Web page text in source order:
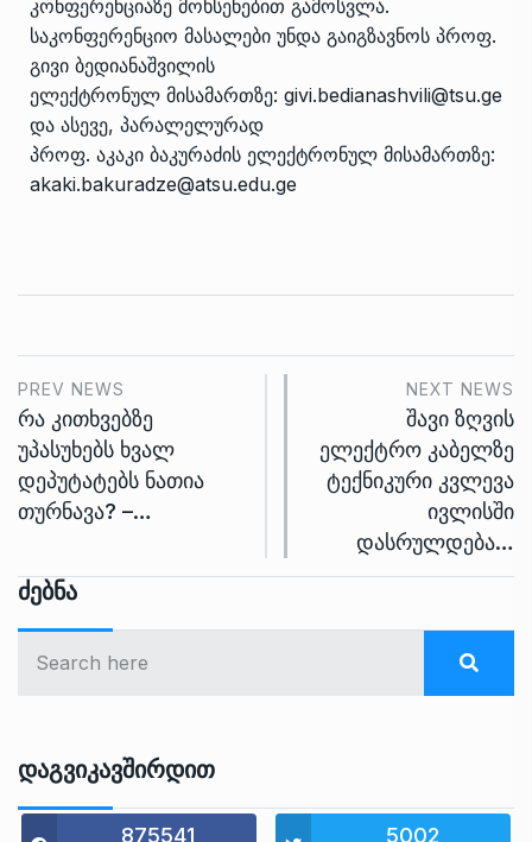
კონფერენციაზე მოხსენებით გამოსვლა.
საკონფერენციო მასალები უნდა გაიგზავნოს პროფ.
გივი ბედიანაშვილის
ელექტრონულ მისამართზე: givi.bedianashvili@tsu.ge
და ასევე, პარალელურად
პროფ. აკაკი ბაკურაძის ელექტრონულ მისამართზე:
akaki.bakuradze@atsu.edu.ge
PREV NEWS
რა კითხვებზე
უპასუხებს ხვალ
დეპუტატებს ნათია
თურნავა? –…
NEXT NEWS
შავი ზღვის
ელექტრო კაბელზე
ტექნიკური კვლევა
ივლისში
დასრულდება…
Ძებნა
Დაგვიკავშირდით
875541 5002